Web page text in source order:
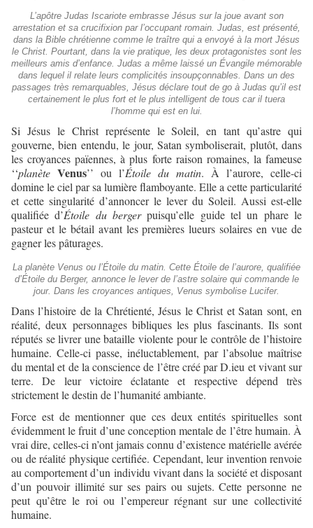
L’apôtre Judas Iscariote embrasse Jésus sur la joue avant son
arrestation et sa crucifixion par l’occupant romain. Judas, est présenté,
dans la Bible chrétienne comme le traître qui a envoyé à la mort Jésus
le Christ. Pourtant, dans la vie pratique, les deux protagonistes sont les
meilleurs amis d’enfance. Judas a même laissé un Évangile mémorable
dans lequel il relate leurs complicités insoupçonnables. Dans un des
passages très remarquables, Jésus déclare tout de go à Judas qu’il est
certainement le plus fort et le plus intelligent de tous car il tuera
l’homme qui est en lui.
Si Jésus le Christ représente le Soleil, en tant qu’astre qui
gouverne, bien entendu, le jour, Satan symboliserait, plutôt, dans
les croyances païennes, à plus forte raison romaines, la fameuse
‘‘planète Venus’’ ou l’Étoile du matin. À l’aurore, celle-ci
domine le ciel par sa lumière flamboyante. Elle a cette particularité
et cette singularité d’annoncer le lever du Soleil. Aussi est-elle
qualifiée d’Étoile du bergerpuisqu’elle guide tel un phare le
pasteur et le bétail avant les premières lueurs solaires en vue de
gagner les pâturages.
La planète Venus ou l’Étoile du matin. Cette Étoile de l’aurore, qualifiée
d’Étoile du Berger, annonce le lever de l’astre solaire qui commande le
jour. Dans les croyances antiques, Venus symbolise Lucifer.
Dans l’histoire de la Chrétienté, Jésus le Christ et Satan sont, en
réalité, deux personnages bibliques les plus fascinants. Ils sont
réputés se livrer une bataille violente pour le contrôle de l’histoire
humaine. Celle-ci passe, inéluctablement, par l’absolue maîtrise
du mental et de la conscience de l’être créé par D.ieu et vivant sur
terre. De leur victoire éclatante et respective dépend très
strictement le destin de l’humanité ambiante.
Force est de mentionner que ces deux entités spirituelles sont
évidemment le fruit d’une conception mentale de l’être humain. À
vrai dire, celles-ci n’ont jamais connu d’existence matérielle avérée
ou de réalité physique certifiée. Cependant, leur invention renvoie
au comportement d’un individu vivant dans la société et disposant
d’un pouvoir illimité sur ses pairs ou sujets. Cette personne ne
peut qu’être le roi ou l’empereur régnant sur une collectivité
humaine.